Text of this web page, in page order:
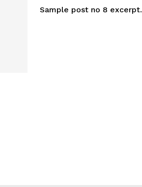
Sample post no 8 excerpt.